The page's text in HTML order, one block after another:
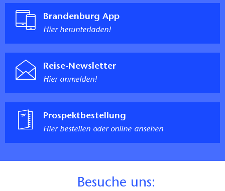
Brandenburg App
Hier herunterladen!
Reise-Newsletter
Hier anmelden!
Prospektbestellung
Hier bestellen oder online ansehen
Besuche uns: